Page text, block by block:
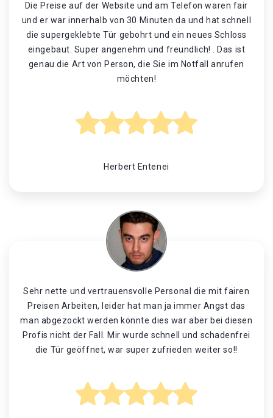
Die Preise auf der Website und am Telefon waren fair
und er war innerhalb von 30 Minuten da und hat schnell
die supergeklebte Tür gebohrt und ein neues Schloss
eingebaut. Super angenehm und freundlich! . Das ist
genau die Art von Person, die Sie im Notfall anrufen
möchten!
Herbert Entenei
Sehr nette und vertrauensvolle Personal die mit fairen
Preisen Arbeiten, leider hat man ja immer Angst das
man abgezockt werden könnte dies war aber bei diesen
Profis nicht der Fall. Mir wurde schnell und schadenfrei
die Tür geöffnet, war super zufrieden weiter so!!